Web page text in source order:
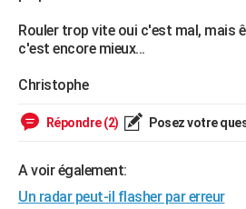
COPAINS D'AVANT
S'inscrire
Se connecter
Lycées
Collèges
Primaires
Universités
Entreprises
Service militaire
Avis de recherche
AVIS DE DÉCÈS
FORUM
Bricolage
Lifestyle
Culture
Sport
Auto
Television
Voyage
Cinema
Rouler trop vite oui c'est mal, mais
c'est encore mieux...
Christophe
Répondre (2) Posez votre
A voir également:
Un radar peut-il flasher par erreur